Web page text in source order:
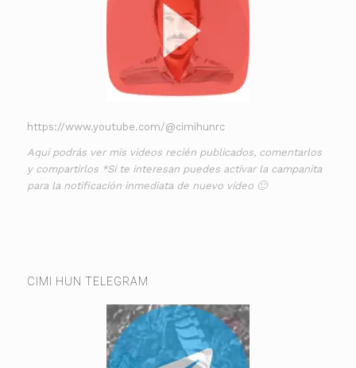
https://www.youtube.com/@cimihunrc
Aquí podrás ver mis videos recién publicados, comentarlos
y compartirlos *Si te interesan puedes activar la campanita
para la notificación inmediata de nuevo vídeo 🙂
CIMI HUN TELEGRAM